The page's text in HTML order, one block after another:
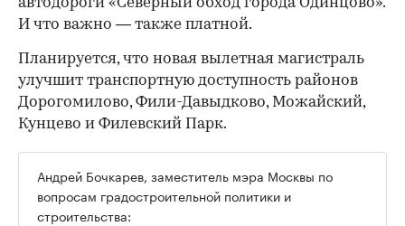
И что важно — также платной.
Планируется, что новая вылетная магистраль
улучшит транспортную доступность районов
Дорогомилово, Фили-Давыдково, Можайский,
Кунцево и Филевский Парк.
Андрей Бочкарев, заместитель мэра Москвы по
вопросам градостроительной политики и
строительства: